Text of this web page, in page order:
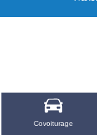
Covoiturage